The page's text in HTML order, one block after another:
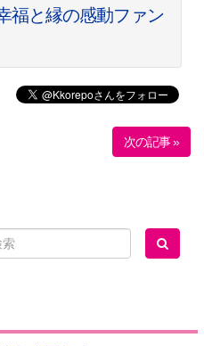
福と縁の感動ファン
次の記事 »